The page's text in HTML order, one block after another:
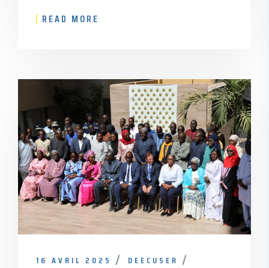
READ MORE
16 AVRIL 2025
DEECUSER